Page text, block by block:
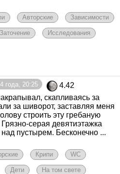
Авторские Зависимости
Заточение Исследования
года, 20:25
4.42
скапливаясь за
за шиворот, заставляя меня
строить эту гребаную
серая девятиэтажка
пустырем. Бесконечно ...
Крипи WC
Дети На том свете